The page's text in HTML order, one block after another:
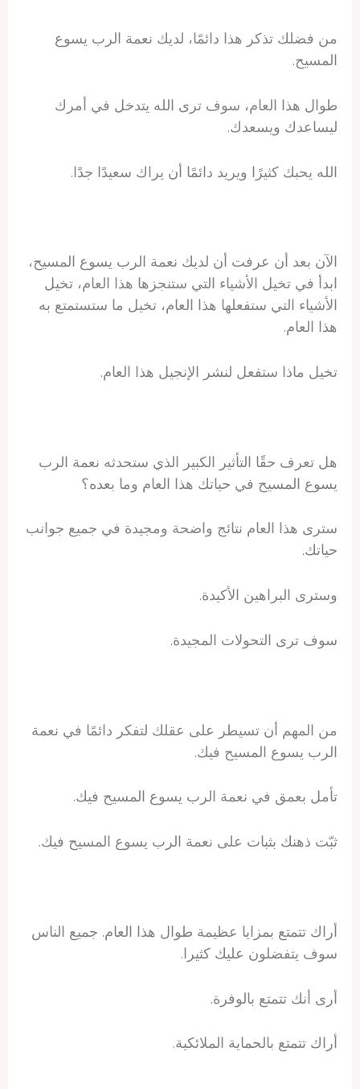
من فضلك تذكر هذا دائمًا، لديك نعمة الرب يسوع
المسيح.
طوال هذا العام، سوف ترى الله يتدخل في أمرك
ليساعدك ويسعدك.
الله يحبك كثيرًا ويريد دائمًا أن يراك سعيدًا جدًا.
الآن بعد أن عرفت أن لديك نعمة الرب يسوع المسيح،
ابدأ في تخيل الأشياء التي ستنجزها هذا العام، تخيل
الأشياء التي ستفعلها هذا العام، تخيل ما ستستمتع به
هذا العام.
تخيل ماذا ستفعل لنشر الإنجيل هذا العام.
هل تعرف حقًا التأثير الكبير الذي ستحدثه نعمة الرب
يسوع المسيح في حياتك هذا العام وما بعده؟
سترى هذا العام نتائج واضحة ومجيدة في جميع جوانب
حياتك.
وسترى البراهين الأكيدة.
سوف ترى التحولات المجيدة.
من المهم أن تسيطر على عقلك لتفكر دائمًا في نعمة
الرب يسوع المسيح فيك.
تأمل بعمق في نعمة الرب يسوع المسيح فيك.
ثبّت ذهنك بثبات على نعمة الرب يسوع المسيح فيك.
أراك تتمتع بمزايا عظيمة طوال هذا العام. جميع الناس
سوف يتفضلون عليك كثيرا.
أرى أنك تتمتع بالوفرة.
أراك تتمتع بالحماية الملائكية.